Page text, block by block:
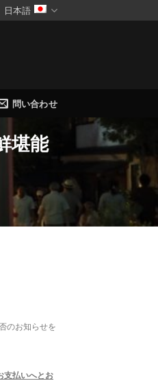
日本語
問い合わせ
堪能
のお知らせを
支払いへとお